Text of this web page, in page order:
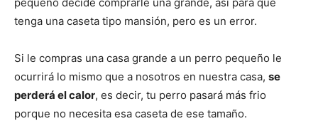
tenga una caseta tipo mansión, pero es un error.
Si le compras una casa grande a un perro pequeño le
ocurrirá lo mismo que a nosotros en nuestra casa, se
perderá el calor, es decir, tu perro pasará más frio
porque no necesita esa caseta de ese tamaño.